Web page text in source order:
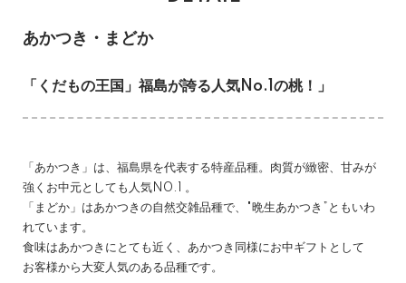
あかつき・まどか
「くだもの王国」福島が誇る人気No.1の桃！」
「あかつき」は、福島県を代表する特産品種。肉質が緻密、甘みが
強くお中元としても人気N0.1 。
「まどか」はあかつきの自然交雑品種で、"晩生あかつき”ともいわ
れています。
食味はあかつきにとても近く、あかつき同様にお中ギフトとして
お客様から大変人気のある品種です。